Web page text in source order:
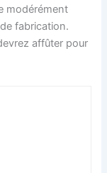
modérément
fabrication.
affûter pour